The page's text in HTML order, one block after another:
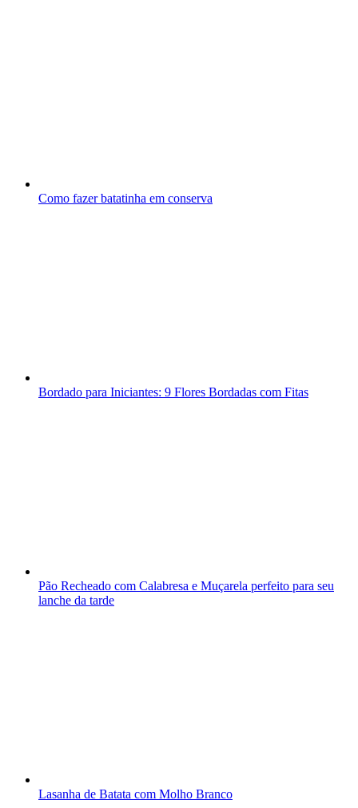
Como fazer batatinha em conserva
Bordado para Iniciantes: 9 Flores Bordadas com Fitas
Pão Recheado com Calabresa e Muçarela perfeito para seu
lanche da tarde
Lasanha de Batata com Molho Branco